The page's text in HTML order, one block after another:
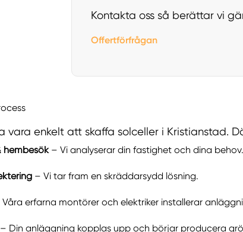
Kontakta oss så berättar vi
Offertförfrågan
vara enkelt att skaffa solceller i Kristianstad.
hembesök– Vi analyserar din fastighet och dina behov.
– Vi tar fram en skräddarsydd lösning.
Våra erfarna montörer och elektriker installerar
– Din anläggning kopplas upp och börjar producera